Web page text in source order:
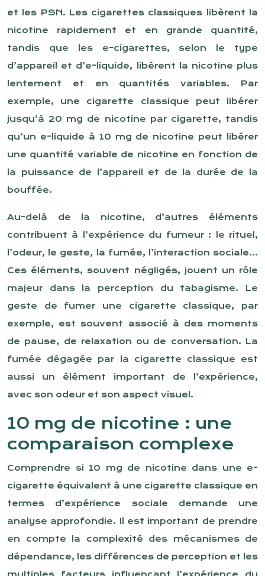
et les PSN. Les cigarettes classiques libèrent la
nicotine rapidement et en grande quantité,
tandis que les e-cigarettes, selon le type
d’appareil et d’e-liquide, libèrent la nicotine plus
lentement et en quantités variables. Par
exemple, une cigarette classique peut libérer
jusqu’à 20 mg de nicotine par cigarette, tandis
qu’un e-liquide à 10 mg de nicotine peut libérer
une quantité variable de nicotine en fonction de
la puissance de l’appareil et de la durée de la
bouffée.
Au-delà de la nicotine, d’autres éléments
contribuent à l’expérience du fumeur : le rituel,
l’odeur, le geste, la fumée, l’interaction sociale…
Ces éléments, souvent négligés, jouent un rôle
majeur dans la perception du tabagisme. Le
geste de fumer une cigarette classique, par
exemple, est souvent associé à des moments
de pause, de relaxation ou de conversation. La
fumée dégagée par la cigarette classique est
aussi un élément important de l’expérience,
avec son odeur et son aspect visuel.
10 mg de nicotine : une
comparaison complexe
Comprendre si 10 mg de nicotine dans une e-
cigarette équivalent à une cigarette classique en
termes d’expérience sociale demande une
analyse approfondie. Il est important de prendre
en compte la complexité des mécanismes de
dépendance, les différences de perception et les